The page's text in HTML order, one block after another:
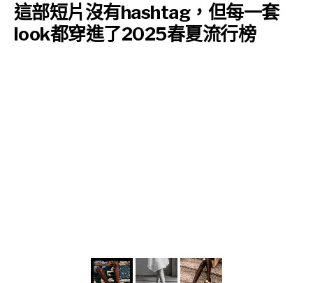
這部短片沒有hashtag，但每一套
look都穿進了2025春夏流行榜